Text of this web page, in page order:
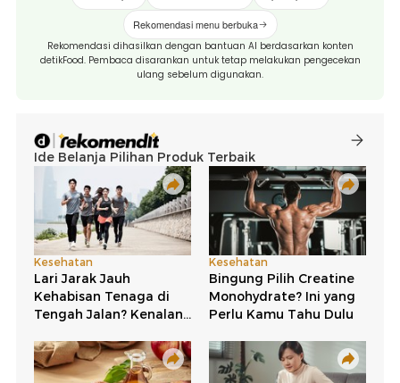
Rekomendasi menu berbuka
Rekomendasi dihasilkan dengan bantuan AI berdasarkan konten
detikFood. Pembaca disarankan untuk tetap melakukan pengecekan
ulang sebelum digunakan.